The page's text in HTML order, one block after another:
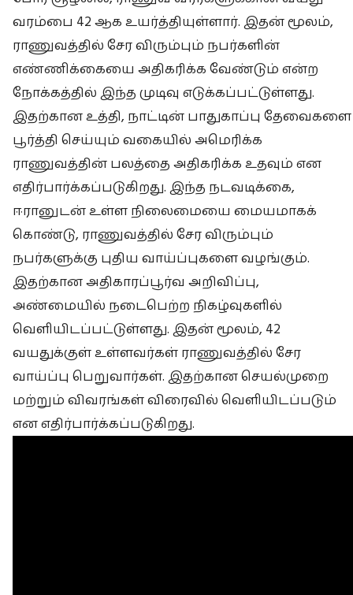
வரம்பை 42 ஆக உயர்த்தியுள்ளார். இதன் மூலம்,
ராணுவத்தில் சேர விரும்பும் நபர்களின்
எண்ணிக்கையை அதிகரிக்க வேண்டும் என்ற
நோக்கத்தில் இந்த முடிவு எடுக்கப்பட்டுள்ளது.
இதற்கான உத்தி, நாட்டின் பாதுகாப்பு தேவைகளை
பூர்த்தி செய்யும் வகையில் அமெரிக்க
ராணுவத்தின் பலத்தை அதிகரிக்க உதவும் என
எதிர்பார்க்கப்படுகிறது. இந்த நடவடிக்கை,
ஈரானுடன் உள்ள நிலைமையை மையமாகக்
கொண்டு, ராணுவத்தில் சேர விரும்பும்
நபர்களுக்கு புதிய வாய்ப்புகளை வழங்கும்.
இதற்கான அதிகாரப்பூர்வ அறிவிப்பு,
அண்மையில் நடைபெற்ற நிகழ்வுகளில்
வெளியிடப்பட்டுள்ளது. இதன் மூலம், 42
வயதுக்குள் உள்ளவர்கள் ராணுவத்தில் சேர
வாய்ப்பு பெறுவார்கள். இதற்கான செயல்முறை
மற்றும் விவரங்கள் விரைவில் வெளியிடப்படும்
என எதிர்பார்க்கப்படுகிறது.